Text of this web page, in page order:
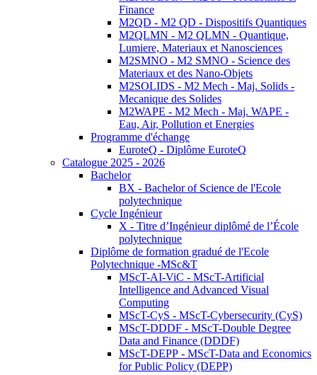
Finance
M2QD - M2 QD - Dispositifs Quantiques
M2QLMN - M2 QLMN - Quantique,
Lumiere, Materiaux et Nanosciences
M2SMNO - M2 SMNO - Science des
Materiaux et des Nano-Objets
M2SOLIDS - M2 Mech - Maj. Solids -
Mecanique des Solides
M2WAPE - M2 Mech - Maj. WAPE -
Eau, Air, Pollution et Energies
Programme d'échange
EuroteQ - Diplôme EuroteQ
Catalogue 2025 - 2026
Bachelor
BX - Bachelor of Science de l'Ecole
polytechnique
Cycle Ingénieur
X - Titre d’Ingénieur diplômé de l’École
polytechnique
Diplôme de formation gradué de l'Ecole
Polytechnique -MSc&T
MScT-AI-ViC - MScT-Artificial
Intelligence and Advanced Visual
Computing
MScT-CyS - MScT-Cybersecurity (CyS)
MScT-DDDF - MScT-Double Degree
Data and Finance (DDDF)
MScT-DEPP - MScT-Data and Economics
for Public Policy (DEPP)